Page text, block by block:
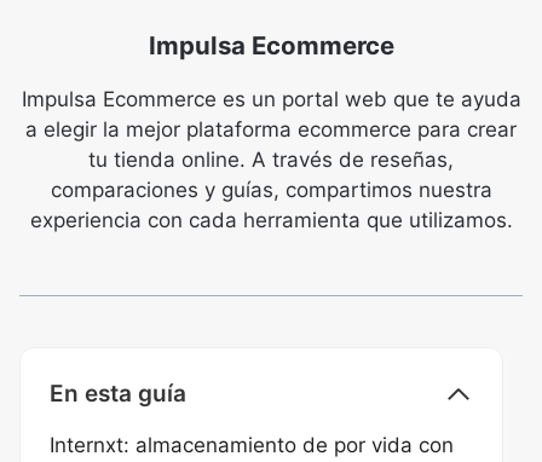
Impulsa Ecommerce
Impulsa Ecommerce es un portal web que te ayuda
a elegir la mejor plataforma ecommerce para crear
tu tienda online. A través de reseñas,
comparaciones y guías, compartimos nuestra
experiencia con cada herramienta que utilizamos.
En esta guía
Internxt: almacenamiento de por vida con